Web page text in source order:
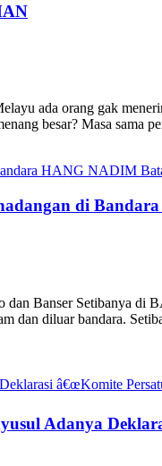
ada orang gak
besar? Masa sama
di
dan Banser Setibanya
dan diluar bandara.
Adanya